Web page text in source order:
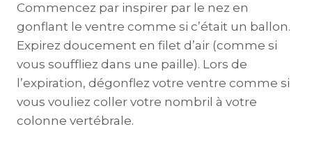
Commencez par inspirer par le nez en
gonflant le ventre comme si c’était un ballon.
Expirez doucement en filet d’air (comme si
vous souffliez dans une paille). Lors de
l’expiration, dégonflez votre ventre comme si
vous vouliez coller votre nombril à votre
colonne vertébrale.